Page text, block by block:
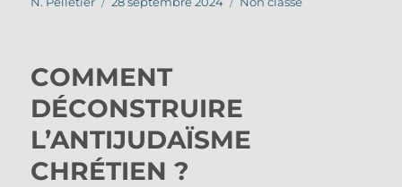
COMMENT
DÉCONSTRUIRE
L’ANTIJUDAÏSME
CHRÉTIEN ?